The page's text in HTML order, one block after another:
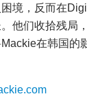
境，反而在
他们收拾残局
在韩国的